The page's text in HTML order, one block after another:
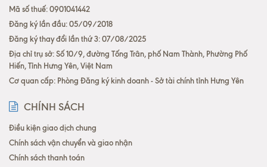
Mã số thuế: 0901041442
Đăng ký lần đầu: 05/09/2018
Đăng ký thay đổi lần thứ 3: 07/08/2025
Địa chỉ trụ sở: Số 10/9, đường Tống Trân, phố Nam Thành, Phường Phố
Hiến, Tỉnh Hưng Yên, Việt Nam
Cơ quan cấp: Phòng Đăng ký kinh doanh - Sở tài chính tỉnh Hưng Yên
CHÍNH SÁCH
Điều kiện giao dịch chung
Chính sách vận chuyển và giao nhận
Chính sách thanh toán